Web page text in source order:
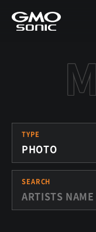
TYPE
PHOTO
SEARCH